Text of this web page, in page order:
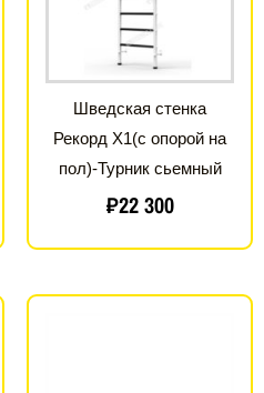
Шведская стенка
Рекорд X1(с опорой на
пол)-Турник сьемный
₽22 300